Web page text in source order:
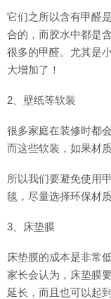
它们之所以含有甲醛
合的，而胶水中都是
很多的甲醛。尤其是
大增加了！
2、壁纸等软装
很多家庭在装修时都
而这些软装，如果材
所以我们要避免使用
毯，尽量选择环保材质
3、床垫膜
床垫膜的成本是非常
家长会认为，床垫膜
延长，而且也可以起